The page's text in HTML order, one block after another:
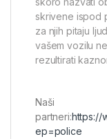
skrivene ispod
za njih pitaju
vašem vozilu
rezultirati
Naši
partneri:https://
ep=police